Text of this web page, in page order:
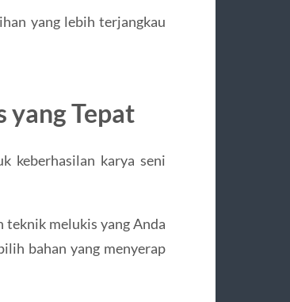
yang lebih terjangkau
yang Tepat
keberhasilan karya seni
teknik melukis yang Anda
bahan yang menyerap